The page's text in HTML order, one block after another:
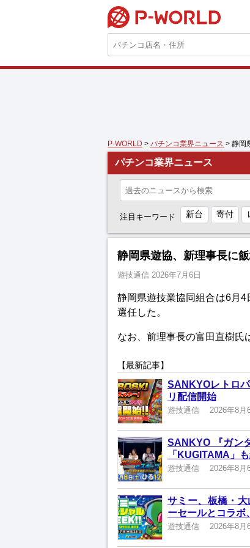
P-WORLD > パチンコ業界ニュース > 静岡
パチンコ業界ニュース
注目キーワード 新台 寄付
静岡県遊協、新理事長に
遊技通信 2026年7月6日
静岡県遊技業協同組合は6月
選任した。
なお、前理事長の富田直樹氏
【最新記事】
SANKYOレトロ
リ配信開始
遊技通信 2026年8月
SANKYO 『ガン
「KUGITAMA」
遊技通信 2026年8月
サミー、板橋・
ーセールとコラボ
遊技通信 2026年8月